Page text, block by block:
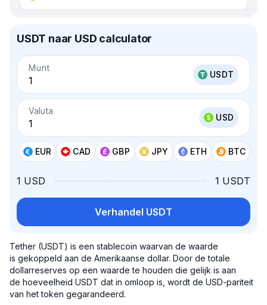
USDT naar USD calculator
Munt
USDT
Valuta
USD
EUR CAD GBP JPY ETH BTC
1 USD 1 USDT
Verhandel USDT
Tether (USDT) is een stablecoin waarvan de waarde
is gekoppeld aan de Amerikaanse dollar. Door de totale
dollarreserves op een waarde te houden die gelijk is aan
de hoeveelheid USDT dat in omloop is, wordt de USD-pariteit
van het token gegarandeerd.